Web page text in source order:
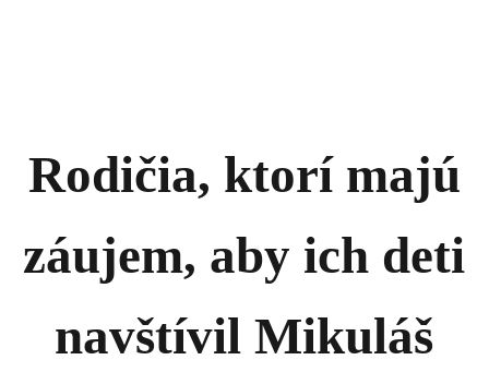
Rodičia, ktorí majú
záujem, aby ich deti
navštívil Mikuláš